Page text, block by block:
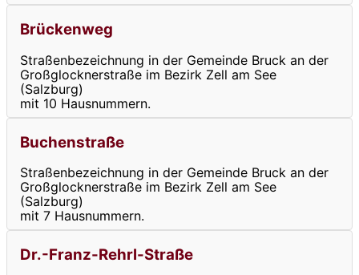
Brückenweg
Straßenbezeichnung in der Gemeinde Bruck an der
Großglocknerstraße im Bezirk Zell am See
(Salzburg)
mit 10 Hausnummern.
Buchenstraße
Straßenbezeichnung in der Gemeinde Bruck an der
Großglocknerstraße im Bezirk Zell am See
(Salzburg)
mit 7 Hausnummern.
Dr.-Franz-Rehrl-Straße